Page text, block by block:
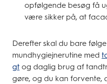
opfølgende besøg få
være sikker på, at
Derefter skal du bare
mundhygiejnerutine med
gt og daglig brug af
gøre, og du kan forvente,